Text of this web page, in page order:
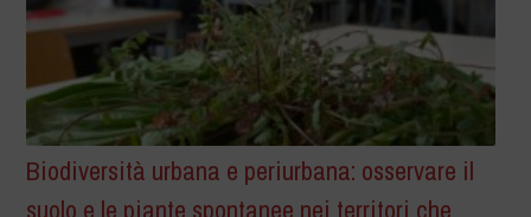
Biodiversità urbana e periurbana: osservare il
suolo e le piante spontanee nei territori che